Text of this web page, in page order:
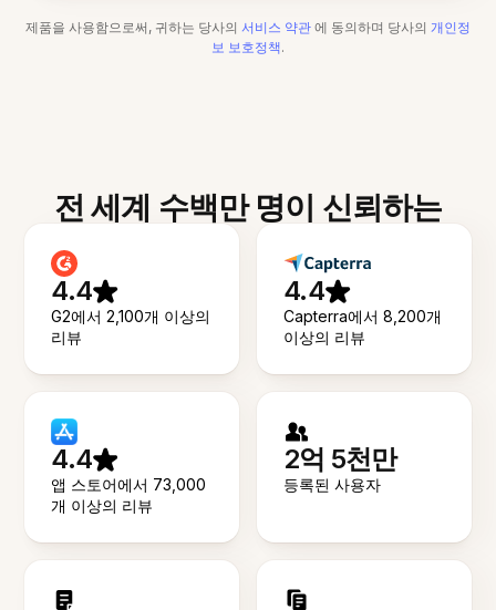
제품을 사용함으로써, 귀하는 당사의 서비스 약관 에 동의하며 당사의 개인정
보 보호정책.
전 세계 수백만 명이 신뢰하는
4.4
G2에서 2,100개 이상의
리뷰
4.4
Capterra에서 8,200개
이상의 리뷰
4.4
앱 스토어에서 73,000
개 이상의 리뷰
2억 5천만
등록된 사용자